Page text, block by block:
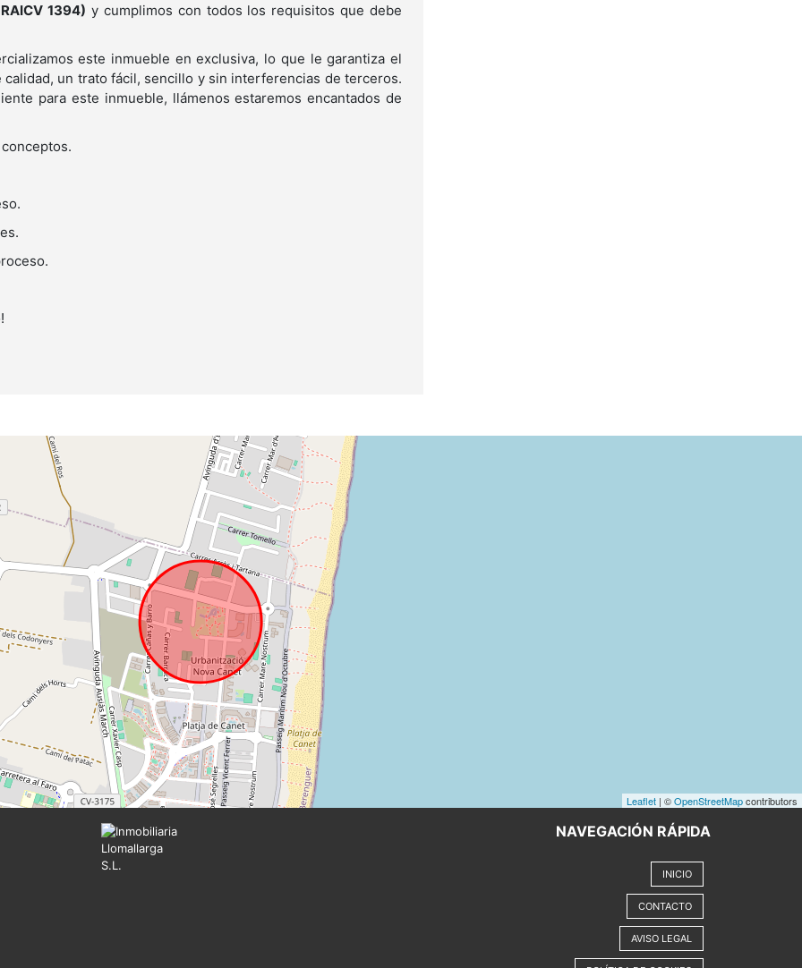
1394) y cumplimos con todos los requisitos que debe
este inmueble en exclusiva, lo que le garantiza el
un trato fácil, sencillo y sin interferencias de terceros.
para este inmueble, llámenos estaremos encantados de
Leaflet | ©OpenStreetMapcontributors
NAVEGACIÓN RÁPIDA
INICIO
CONTACTO
AVISO LEGAL